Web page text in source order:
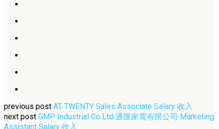
previous post AT TWENTY Sales Associate Salary 收入
next post GMP Industrial Co Ltd 通匯家電有限公司 Marketing
Assistant Salary 收入